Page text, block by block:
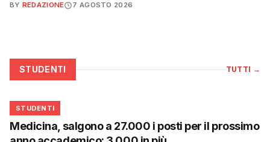
BY REDAZIONE 7 AGOSTO 2026
STUDENTI TUTTI →
🎓
STUDENTI
Medicina, salgono a 27.000 i posti per il prossimo